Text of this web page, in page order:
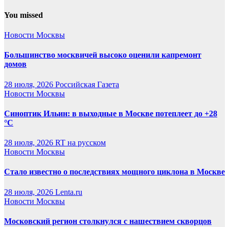
You missed
Новости Москвы
Большинство москвичей высоко оценили капремонт
домов
28 июля, 2026 Российская Газета
Новости Москвы
Синоптик Ильин: в выходные в Москве потеплеет до +28
°C
28 июля, 2026 RT на русском
Новости Москвы
Стало известно о последствиях мощного циклона в Москве
28 июля, 2026 Lenta.ru
Новости Москвы
Московский регион столкнулся с нашествием скворцов